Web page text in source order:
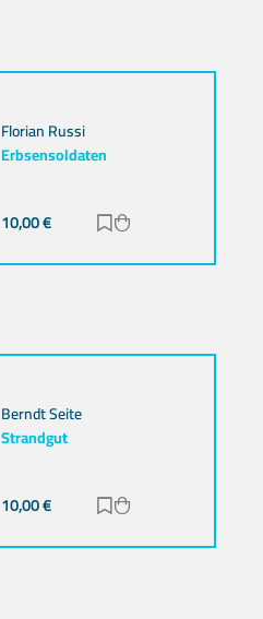
Florian Russi
Erbsensoldaten
10,00€ Zur Merkliste
Berndt Seite
Strandgut
10,00€ Zur Merkliste